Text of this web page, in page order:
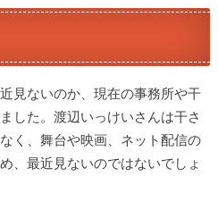
見ないのか、現在の事務所や干
した。渡辺いっけいさんは干さ
く、舞台や映画、ネット配信の
、最近見ないのではないでしょ